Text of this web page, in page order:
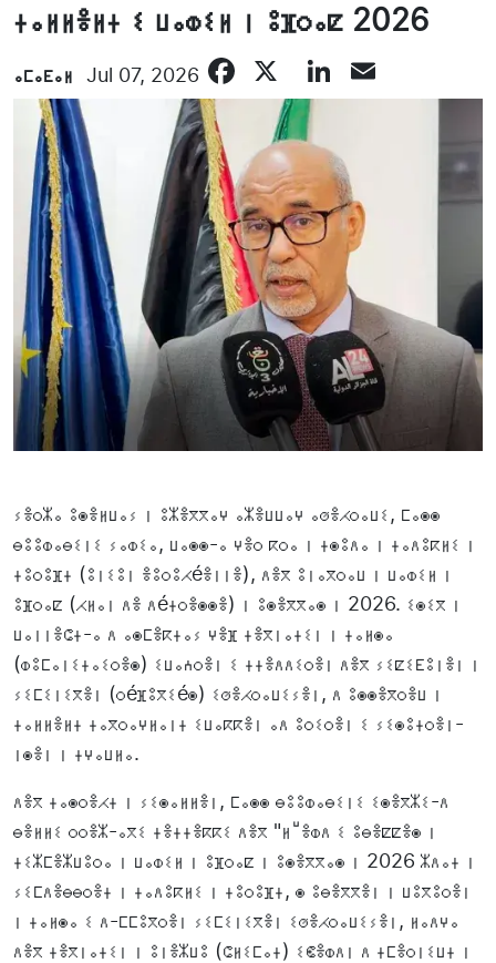
ⵜⴰⵍⵍⴻⵍⵜ ⵉ ⵡⴰⵀⵉⵍ ⵏ ⵓⴼⵔⴰⵇ 2026
ⴰⵎⴰⴹⴰⵍ Jul 07, 2026 FacebookLinkedIn
ⵢⴻⵔⵣⴰ ⵓⵙⴻⵍⵡⴰⵢ ⵏ ⵓⵣⴻⴳⴳⴰⵖ ⴰⵣⴻⵡⵡⴰⵖ ⴰⵚⴻⵃⵔⴰⵡⵉ, ⵎⴰⵙⵙ
ⴱⵓⵓⵀⴰⴱⵉⵏⵉ ⵢⴰⵀⵉⴰ, ⵡⴰⵙⵙ-ⴰ ⵖⴻⵔ ⴽⵔⴰ ⵏ ⵜⵙⵓⴷⴰ ⵏ ⵜⴰⴷⵓⴽⵍⵉ ⵏ
ⵜⵓⵔⵓⴼⵜ (ⵓⵏⵉⵓⵏ ⴻⵓⵔⵓⵃéⴻⵏⵏⴻ), ⴷⴻⴳ ⵓⵏⴰⴳⵔⴰⵡ ⵏ ⵡⴰⵀⵉⵍ ⵏ
ⵓⴼⵔⴰⵇ (ⵃⵍⴰⵏ ⴷⴻ ⴷéⵜⵔⴻⵙⵙⴻ) ⵏ ⵓⵙⴻⴳⴳⴰⵙ ⵏ 2026. ⵉⵙⵉⴳ ⵏ
ⵡⴰⵏⵏⴻⵛⵜ-ⴰ ⴷ ⴰⵙⵎⴻⴽⵜⴰⵢ ⵖⴻⴼ ⵜⴻⴳⵏⴰⵜⵉⵏ ⵏ ⵜⴰⵍⵙⴰ
(ⵀⵓⵎⴰⵏⵉⵜⴰⵉⵔⴻⵙ) ⵉⵡⴰⵄⵔⴻⵏ ⵉ ⵜⵜⴻⴷⴷⵉⵔⴻⵏ ⴷⴻⴳ ⵢⵉⵇⵉⴹⵓⵏⴻⵏ ⵏ
ⵢⵉⵎⵉⵏⵉⴳⴻⵏ (ⵔéⴼⵓⴳⵉéⵙ) ⵉⵚⴻⵃⵔⴰⵡⵉⵢⴻⵏ, ⴷ ⵓⵙⵙⴻⴳⵔⴻⵡ ⵏ
ⵜⴰⵍⵍⴻⵍⵜ ⵜⴰⴳⵔⴰⵖⵍⴰⵏⵜ ⵉⵡⴰⴽⴽⴻⵏ ⴰⴷ ⵓⵔⵉⵔⴻⵏ ⵉ ⵢⵉⵙⵓⵜⵔⴻⵏ-
ⵏⵙⴻⵏ ⵏ ⵜⵖⴰⵡⵍⴰ.
ⴷⴻⴳ ⵜⴰⵙⵔⴻⵃⵜ ⵏ ⵢⵉⵙⴰⵍⵍⴻⵏ, ⵎⴰⵙⵙ ⴱⵓⵓⵀⴰⴱⵉⵏⵉ ⵉⵙⴻⴳⵣⵉ-ⴷ
ⴱⴻⵍⵍⵉ ⵔⵔⴻⵣ-ⴰⴳⵉ ⵜⴻⵜⵜⴻⴽⴽⵉ ⴷⴻⴳ "ⵍⵯⴻⵀⴷ ⵉ ⵓⴱⴻⵇⵇⴻⵙ ⵏ
ⵜⵉⵣⵎⴻⵣⵡⵓⵔⴰ ⵏ ⵡⴰⵀⵉⵍ ⵏ ⵓⴼⵔⴰⵇ ⵏ ⵓⵙⴻⴳⴳⴰⵙ ⵏ 2026 ⵣⴷⴰⵜ ⵏ
ⵢⵉⵎⴷⴻⴱⴱⵔⴻⵜ ⵏ ⵜⴰⴷⵓⴽⵍⵉ ⵏ ⵜⵓⵔⵓⴼⵜ, ⵙ ⵓⴱⴻⴳⴳⴻⵏ ⵏ ⵡⵓⴳⵓⵔⴻⵏ
ⵏ ⵜⴰⵍⵙⴰ ⵉ ⴷ-ⵎⵎⵓⴳⵔⴻⵏ ⵢⵉⵎⵉⵏⵉⴳⴻⵏ ⵉⵚⴻⵃⵔⴰⵡⵉⵢⴻⵏ, ⵍⴰⴷⵖⴰ
ⴷⴻⴳ ⵜⴻⴳⵏⴰⵜⵉⵏ ⵏ ⵓⵏⴻⵣⵡⵓ (ⵛⵍⵉⵎⴰⵜ) ⵉⵞⴻⵀⴷⵏ ⴷ ⵜⵎⴻⵔⵏⵉⵡⵜ ⵏ